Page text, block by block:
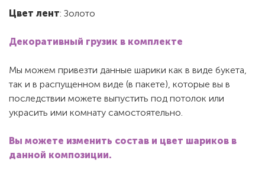
Цвет лент: Золото
Декоративный грузик в комплекте
Мы можем привезти данные шарики как в виде букета,
так и в распущенном виде (в пакете), которые вы в
последствии можете выпустить под потолок или
украсить ими комнату самостоятельно.
Вы можете изменить состав и цвет шариков в
данной композиции.